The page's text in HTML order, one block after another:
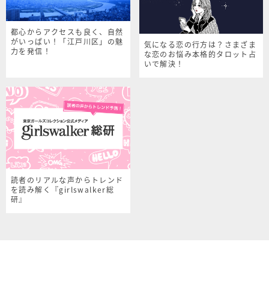
都心からアクセスも良く、自然
がいっぱい！「江戸川区」の魅
力を発信！
気になる恋の行方は？さまざま
な恋のお悩み本格的タロット占
いで解決！
読者のリアルな声からトレンド
を読み解く『girlswalker総
研』